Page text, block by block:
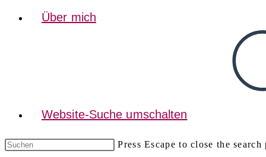
Über mich
Website-Suche umschalten
Press Escape to close the search